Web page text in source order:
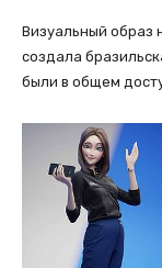
Визуальный образ
создала
были в общем